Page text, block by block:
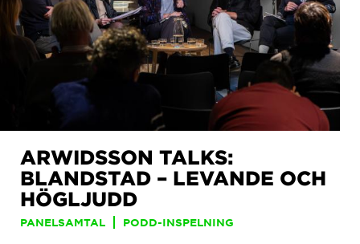
ARWIDSSON TALKS:
BLANDSTAD – LEVANDE OCH
HÖGLJUDD
PANELSAMTAL PODD-INSPELNING